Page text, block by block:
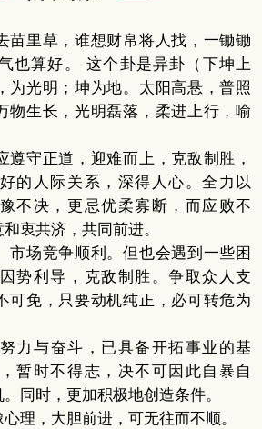
苗里草，谁想财帛将人找，一锄锄
也算好。 这个卦是异卦（下坤上
为光明；坤为地。太阳高悬，普照
物生长，光明磊落，柔进上行，喻
遵守正道，迎难而上，克敌制胜，
的人际关系，深得人心。全力以
不决，更忌优柔寡断，而应败不
衷共济，共同前进。
市场竞争顺利。但也会遇到一些困
势利导，克敌制胜。争取众人支
可免，只要动机纯正，必可转危为
努力与奋斗，已具备开拓事业的基
暂时不得志，决不可因此自暴自
同时，更加积极地创造条件。
心理，大胆前进，可无往而不顺。